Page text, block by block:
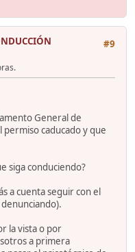
#9
General de
caducado y que
siga conduciendo?
a cuenta seguir con el
la vista o por
a primera